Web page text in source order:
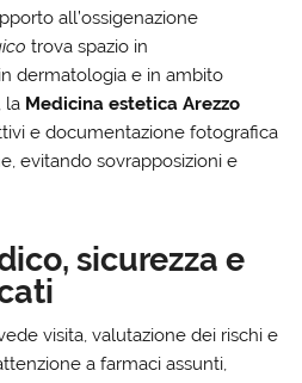
all’ossigenazione
trova spazio in
dermatologia e in ambito
la Medicina estetica Arezzo
e documentazione fotografica
evitando sovrapposizioni e
sicurezza e
visita, valutazione dei rischi e
a farmaci assunti,